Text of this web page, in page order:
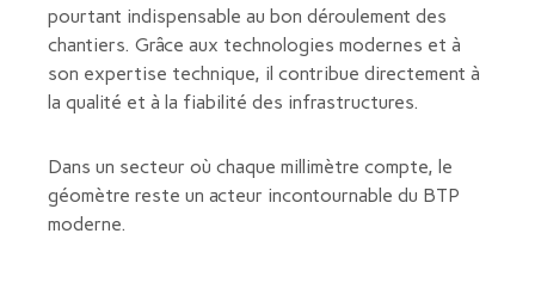
pourtant indispensable au bon déroulement des
chantiers. Grâce aux technologies modernes et à
son expertise technique, il contribue directement à
la qualité et à la fiabilité des infrastructures.
Dans un secteur où chaque millimètre compte, le
géomètre reste un acteur incontournable du BTP
moderne.